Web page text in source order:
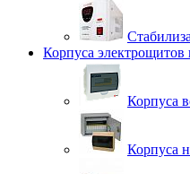
Корпуса
Корпуса
Корпуса